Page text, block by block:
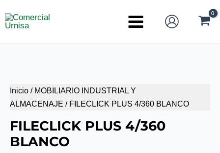
al
Main
Inicio / MOBILIARIO INDUSTRIAL Y
ALMACENAJE / FILECLICK PLUS 4/360 BLANCO
FILECLICK PLUS 4/360
BLANCO